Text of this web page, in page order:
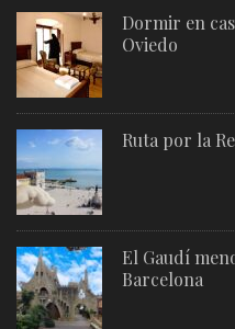
Dormir en
Oviedo
Ruta por la
El Gaudí
Barcelona